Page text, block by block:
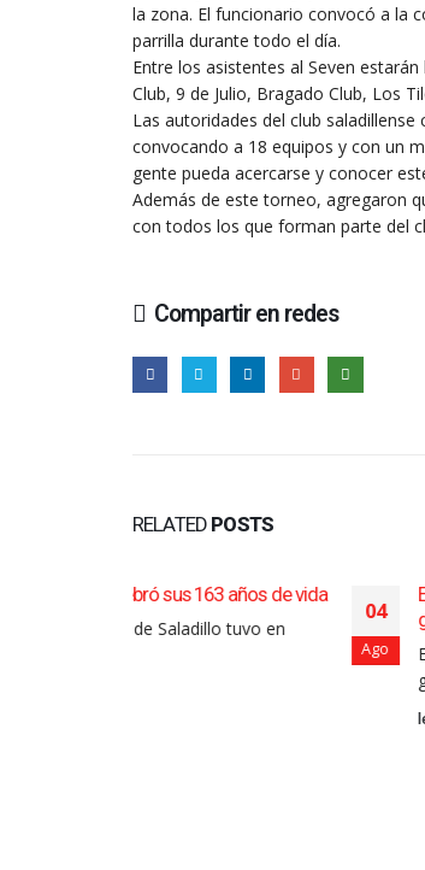
la zona. El funcionario convocó a la
parrilla durante todo el día.
Entre los asistentes al Seven
Club, 9 de Julio, Bragado Club, Los
Las autoridades del club
convocando a 18 equipos y con un
gente pueda acercarse y conocer
Además de este torneo, agregaron
con todos los que forman parte del
Compartir en redes
RELATED POSTS
El saladillo automóvil club
general ordinaria
El saladillo automóvil club